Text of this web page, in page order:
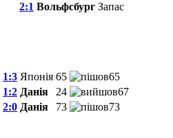
2:1 Вольфсбург Запас
1:3 Японія 65
65
1:2 Данія 24
67
2:0 Данія 73 73